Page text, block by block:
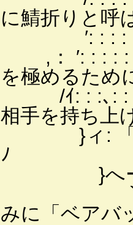
に鯖折りと呼
′: : : : : : : :
,： ′: : : : :
を極めるため
/ｲ: : :､: : :
相手を持ち上
}ィ: 「＼:
ﾉ 足腰の
}へー＼
`ト､:У
みに「ベアバ